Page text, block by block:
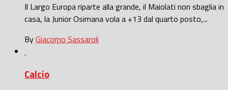
Il Largo Europa riparte alla grande, il Maiolati non sbaglia in
casa, la Junior Osimana vola a +13 dal quarto posto,...
ByGiacomo Sassaroli
Calcio